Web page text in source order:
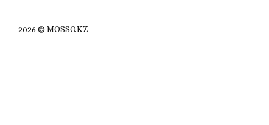
2026 © MOSSO.KZ